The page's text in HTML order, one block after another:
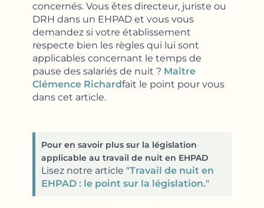
concernés. Vous êtes directeur, juriste ou
DRH dans un EHPAD et vous vous
demandez si votre établissement
respecte bien les règles qui lui sont
applicables concernant le temps de
pause des salariés de nuit ? Maître
Clémence Richardfait le point pour vous
dans cet article.
Pour en savoir plus sur la législation
applicable au travail de nuit en EHPAD
Lisez notre article "Travail de nuit en
EHPAD : le point sur la législation."